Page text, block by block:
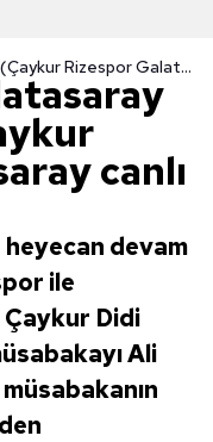
Ç. Rizespor - Galatasaray canlı anlatım (Çaykur Rizespor Galatasaray canlı izle)
canlı
devam
ile
Çaykur Didi
Ali